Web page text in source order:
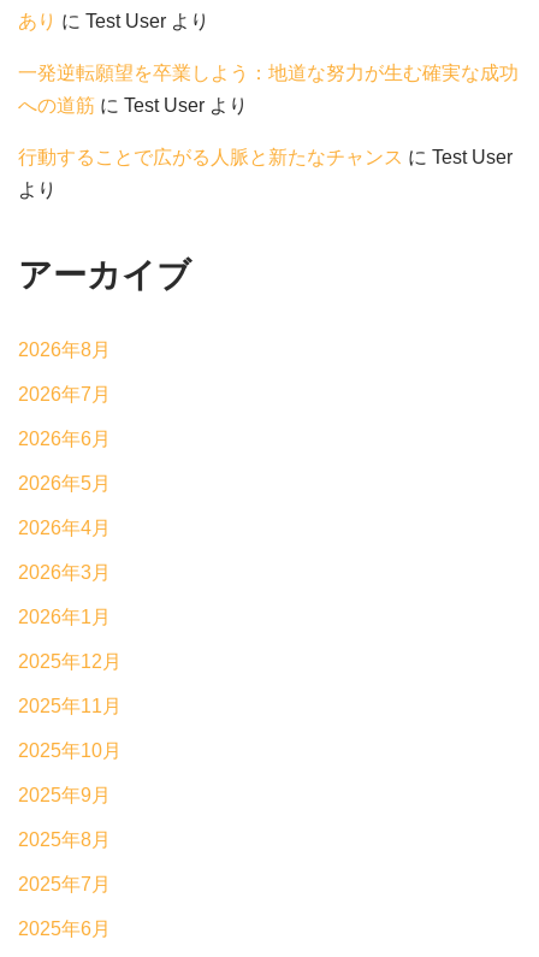
あり に Test User より
一発逆転願望を卒業しよう：地道な努力が生む確実な成功
への道筋 に Test User より
行動することで広がる人脈と新たなチャンス に Test User
より
アーカイブ
2026年8月
2026年7月
2026年6月
2026年5月
2026年4月
2026年3月
2026年1月
2025年12月
2025年11月
2025年10月
2025年9月
2025年8月
2025年7月
2025年6月